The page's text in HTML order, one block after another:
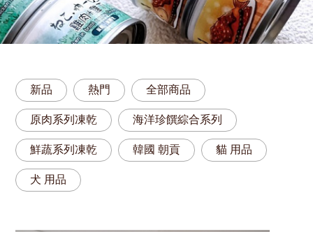
新品 熱門 全部商品
原肉系列凍乾 海洋珍饌綜合系列
鮮蔬系列凍乾 韓國 朝貢 貓 用品
犬 用品